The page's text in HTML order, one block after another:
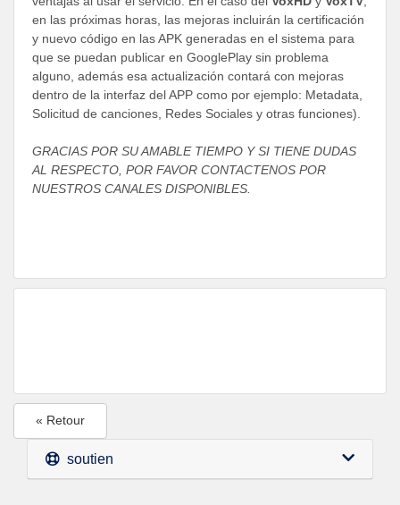
en las próximas horas, las mejoras incluirán la certificación
y nuevo código en las APK generadas en el sistema para
que se puedan publicar en GooglePlay sin problema
alguno, además esa actualización contará con mejoras
dentro de la interfaz del APP como por ejemplo: Metadata,
Solicitud de canciones, Redes Sociales y otras funciones).
GRACIAS POR SU AMABLE TIEMPO Y SI TIENE DUDAS
AL RESPECTO, POR FAVOR CONTACTENOS POR
NUESTROS CANALES DISPONIBLES.
« Retour
soutien